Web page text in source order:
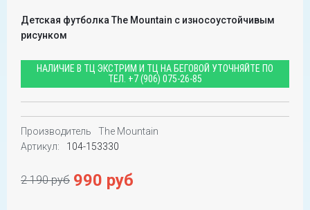
Детская футболка The Mountain с износоустойчивым
рисунком
НАЛИЧИЕ В ТЦ ЭКСТРИМ И ТЦ НА БЕГОВОЙ УТОЧНЯЙТЕ ПО
ТЕЛ. +7 (906) 075-26-85
Производитель
The Mountain
Артикул:
104-153330
2 190 руб 990 руб